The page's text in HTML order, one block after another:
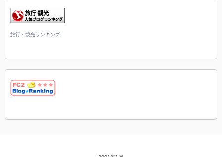
旅行・観光ランキング